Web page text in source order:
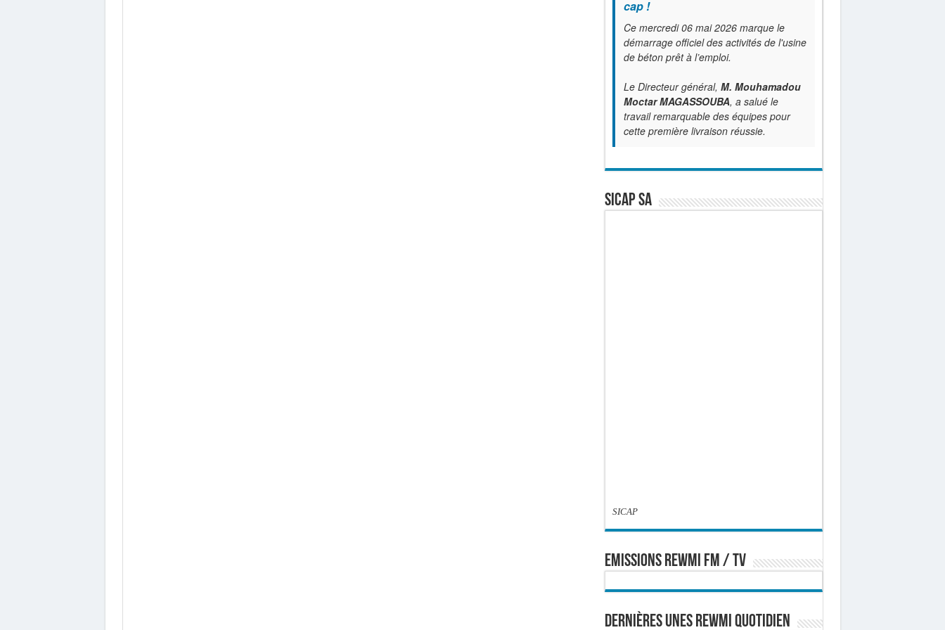
cap !
Ce mercredi 06 mai 2026 marque le
démarrage officiel des activités de l'usine
de béton prêt à l’emploi.
Le Directeur général, M. Mouhamadou
Moctar MAGASSOUBA, a salué le
travail remarquable des équipes pour
cette première livraison réussie.
SICAP SA
SICAP
EMISSIONS REWMI FM / TV
Dernières Unes Rewmi Quotidien